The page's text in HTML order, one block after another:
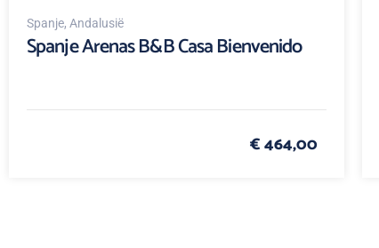
Spanje, Andalusië
Spanje Arenas B&B Casa Bienvenido
€ 464,00